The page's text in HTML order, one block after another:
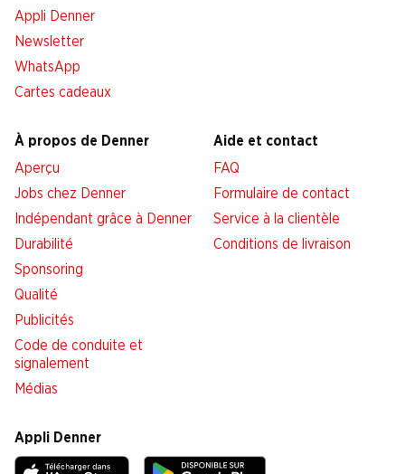
Appli Denner
Newsletter
WhatsApp
Cartes cadeaux
À propos de Denner
Aperçu
Jobs chez Denner
Indépendant grâce à Denner
Durabilité
Sponsoring
Qualité
Publicités
Code de conduite et
signalement
Médias
Aide et contact
FAQ
Formulaire de contact
Service à la clientèle
Conditions de livraison
Appli Denner